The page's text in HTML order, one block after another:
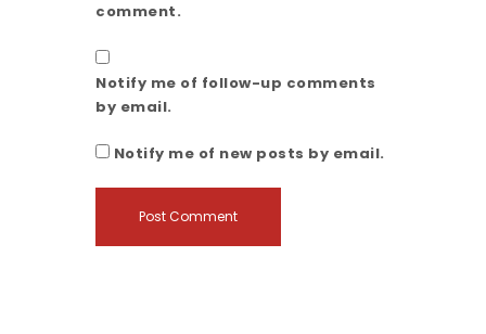
comment.
Notify me of follow-up comments
by email.
Notify me of new posts by email.